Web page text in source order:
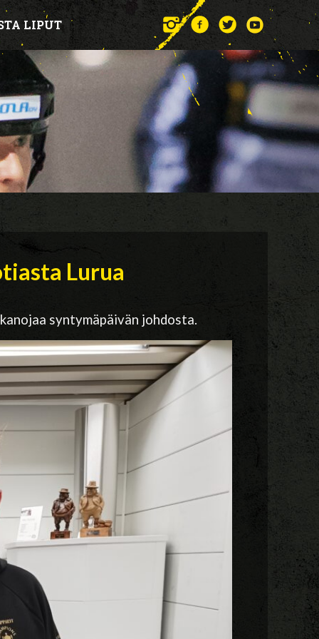
LIPUT
Lurua
syntymäpäivän johdosta.